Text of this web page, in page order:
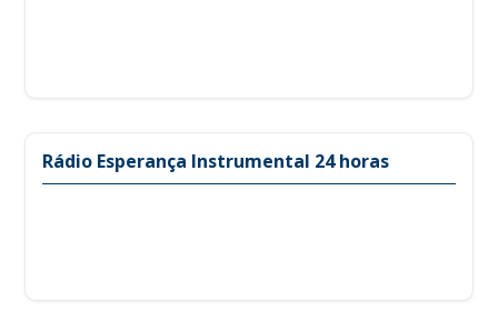
Rádio Esperança Instrumental 24 horas